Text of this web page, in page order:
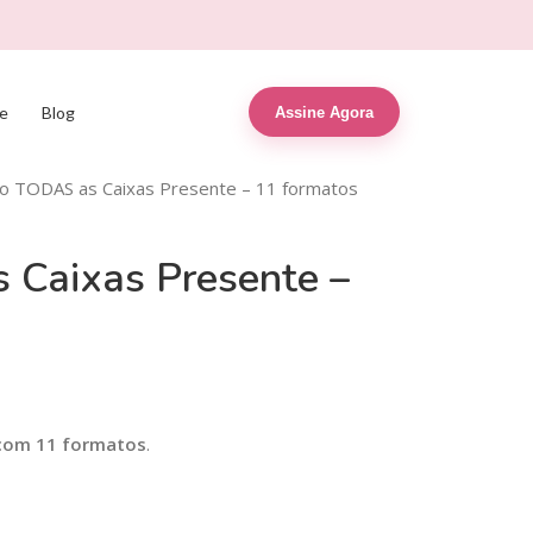
Blog Assine Agora
TODAS as Caixas Presente – 11 formatos
Caixas Presente –
11 formatos.